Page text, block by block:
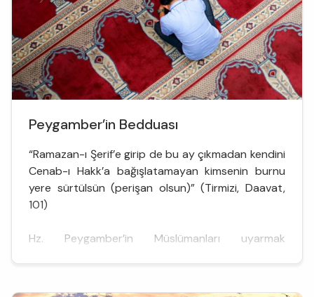
kadınların ahlak rehberi oldun; bir ba...
Peygamber’in Bedduası
“Ramazan-ı Şerif’e girip de bu ay çıkmadan kendini
Cenab-ı Hakk’a bağışlatamayan kimsenin burnu
yere sürtülsün (perişan olsun)” (Tirmizi, Daavat,
101)
Hz. Peygamber’in Müslümanları uyarmak
haksızlık saydığı geçerli sebeplere dayanması